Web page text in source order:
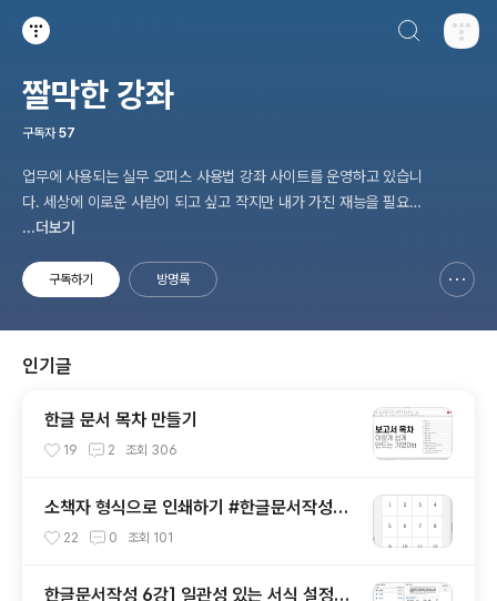
짤막한 강좌
구독자 57
업무에 사용되는 실무 오피스 사용법 강좌 사이트를 운영하고 있습니
다. 세상에 이로운 사람이 되고 싶고 작지만 내가 가진 재능을 필요로
하는 사람과 나누고 싶습니다. ♥
...더보기
구독하기 방명록
인기글
한글 문서 목차 만들기
19 2 조회 306
소책자 형식으로 인쇄하기 #한글문서작성실
무 22 0 조회 101
한글문서작성 6강] 일관성 있는 서식 설정을